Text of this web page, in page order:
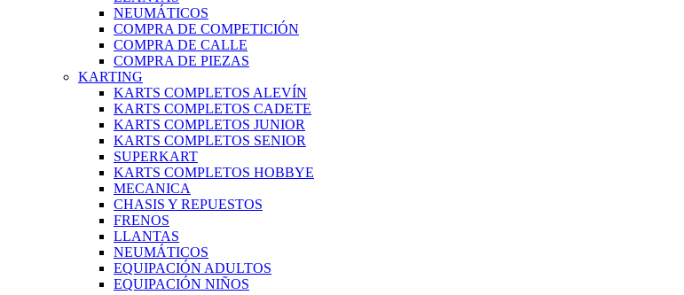
NEUMÁTICOS
COMPRA DE COMPETICIÓN
COMPRA DE CALLE
COMPRA DE PIEZAS
KARTING
KARTS COMPLETOS ALEVÍN
KARTS COMPLETOS CADETE
KARTS COMPLETOS JUNIOR
KARTS COMPLETOS SENIOR
SUPERKART
KARTS COMPLETOS HOBBYE
MECANICA
CHASIS Y REPUESTOS
FRENOS
LLANTAS
NEUMÁTICOS
EQUIPACIÓN ADULTOS
EQUIPACIÓN NIÑOS